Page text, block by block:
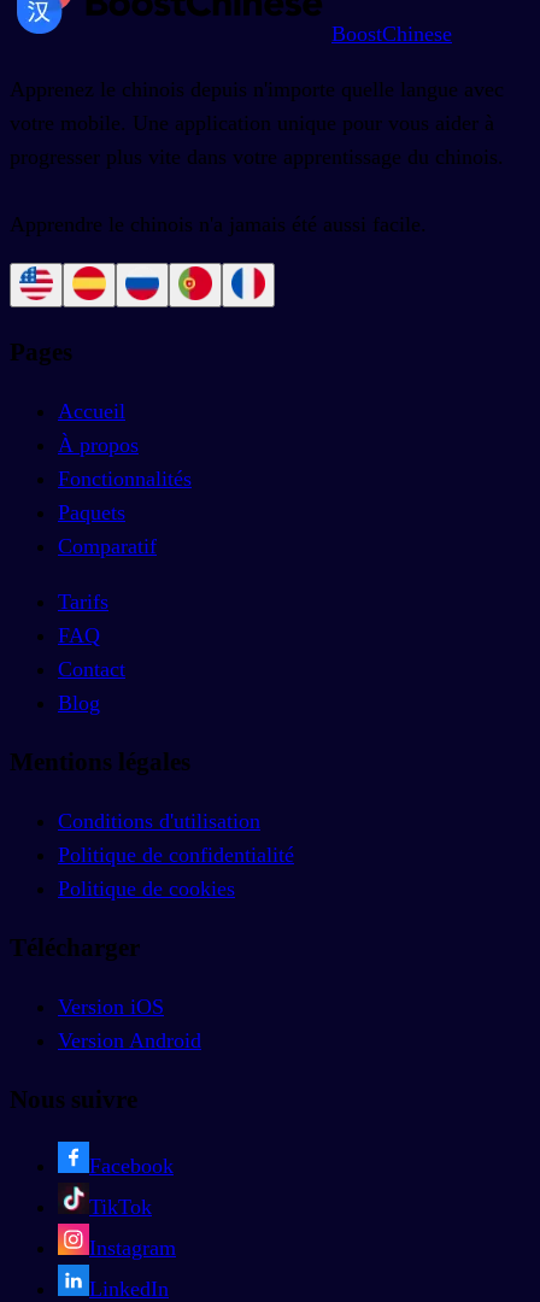
BoostChinese
Apprenez le chinois depuis n'importe quelle langue avec
votre mobile. Une application unique pour vous aider à
progresser plus vite dans votre apprentissage du chinois.
Apprendre le chinois n'a jamais été aussi facile.
Pages
Accueil
À propos
Fonctionnalités
Paquets
Comparatif
Tarifs
FAQ
Contact
Blog
Mentions légales
Conditions d'utilisation
Politique de confidentialité
Politique de cookies
Télécharger
Version iOS
Version Android
Nous suivre
Facebook
TikTok
Instagram
LinkedIn